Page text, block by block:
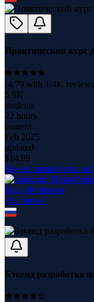
Практический курс
(4.79 with 1.4K
5.9K
students
22 hours
content
Feb 2025
updated
$14.99
Бэкенд разработка
Илья Фофанов
16 courses
Бэкенд разработка